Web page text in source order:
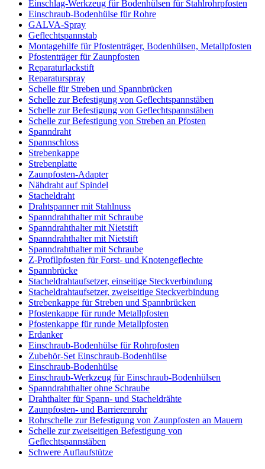
Einschlag-Werkzeug für Bodenhülsen für Stahlrohrpfosten
Einschraub-Bodenhülse für Rohre
GALVA-Spray
Geflechtspannstab
Montagehilfe für Pfostenträger, Bodenhülsen, Metallpfosten
Pfostenträger für Zaunpfosten
Reparaturlackstift
Reparaturspray
Schelle für Streben und Spannbrücken
Schelle zur Befestigung von Geflechtspannstäben
Schelle zur Befestigung von Geflechtspannstäben
Schelle zur Befestigung von Streben an Pfosten
Spanndraht
Spannschloss
Strebenkappe
Strebenplatte
Zaunpfosten-Adapter
Nähdraht auf Spindel
Stacheldraht
Drahtspanner mit Stahlnuss
Spanndrahthalter mit Schraube
Spanndrahthalter mit Nietstift
Spanndrahthalter mit Nietstift
Spanndrahthalter mit Schraube
Z-Profilpfosten für Forst- und Knotengeflechte
Spannbrücke
Stacheldrahtaufsetzer, einseitige Steckverbindung
Stacheldrahtaufsetzer, zweiseitige Steckverbindung
Strebenkappe für Streben und Spannbrücken
Pfostenkappe für runde Metallpfosten
Pfostenkappe für runde Metallpfosten
Erdanker
Einschraub-Bodenhülse für Rohrpfosten
Zubehör-Set Einschraub-Bodenhülse
Einschraub-Bodenhülse
Einschraub-Werkzeug für Einschraub-Bodenhülsen
Spanndrahthalter ohne Schraube
Drahthalter für Spann- und Stacheldrähte
Zaunpfosten- und Barrierenrohr
Rohrschelle zur Befestigung von Zaunpfosten an Mauern
Schelle zur zweiseitigen Befestigung von
Geflechtspannstäben
Schwere Auflaufstütze